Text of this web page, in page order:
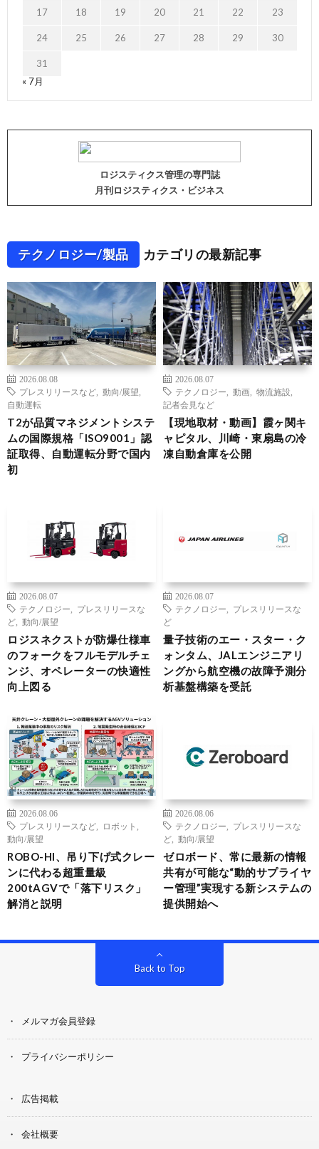
17 18 19 20 21 22 23
24 25 26 27 28 29 30
31
« 7月
ロジスティクス管理の専門誌
月刊ロジスティクス・ビジネス
テクノロジー/製品 カテゴリの最新記事
2026.08.08
プレスリリースなど
動向/展望
自動運転
T2が品質マネジメントシステ
ムの国際規格「ISO9001」認
証取得、自動運転分野で国内
初
2026.08.07
テクノロジー
動画 物流施設
記者会見など
【現地取材・動画】霞ヶ関キ
ャピタル、川崎・東扇島の冷
凍自動倉庫を公開
2026.08.07
テクノロジー
プレスリリースな
ど
動向/展望
ロジスネクストが防爆仕様車
のフォークをフルモデルチェ
ンジ、オペレーターの快適性
向上図る
2026.08.07
テクノロジー
プレスリリースな
ど
量子技術のエー・スター・ク
ォンタム、JALエンジニアリ
ングから航空機の故障予測分
析基盤構築を受託
2026.08.06
プレスリリースなど
ロボット
動向/展望
ROBO-HI、吊り下げ式クレー
ンに代わる超重量級
200tAGVで「落下リスク」
解消と説明
2026.08.06
テクノロジー
プレスリリースな
ど
動向/展望
ゼロボード、常に最新の情報
共有が可能な“動的サプライヤ
ー管理”実現する新システムの
提供開始へ
Back to Top
メルマガ会員登録
プライバシーポリシー
広告掲載
会社概要